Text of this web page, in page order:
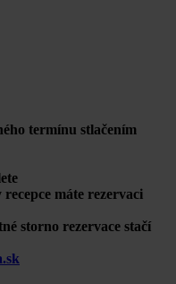
termínu stlačením
máte rezervaci
storno rezervace stačí